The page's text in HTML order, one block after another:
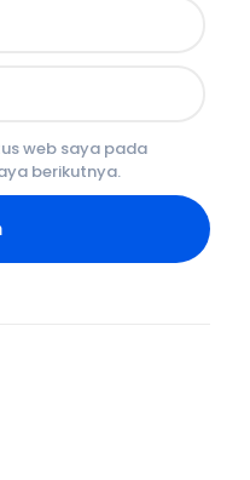
web saya pada
berikutnya.